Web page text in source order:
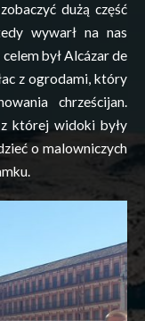
dużą część
wywarł na nas
byłAlcázarde
z ogrodami, który
chrześcijan.
której widoki były
o malowniczych